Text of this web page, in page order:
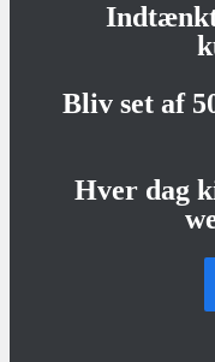
Bliv set af
Hver dag